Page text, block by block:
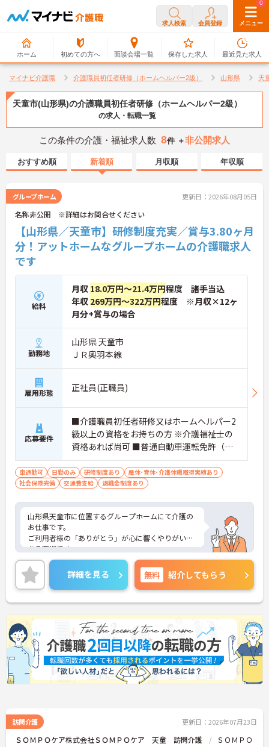
求人検索 会員登録 メニュー
ホーム 初めての方へ 面談会場一覧
0
保存した求人
0
最近見た求人
マイナビ介護職 介護職員初任者研修（ホームヘルパー2級） 山形県 天
天童市(山形県)の介護職員初任者研修（ホームヘルパー2級）
の求人・転職一覧
この条件の介護・福祉求人数 8件 ＋非公開求人
おすすめ順 新着順 月収順 年収順
グループホーム 更新日：2026年08月05日
名称非公開 ※詳細はお問合せください
【山形県／天童市】研修制度充実／賞与3.80ヶ月
分！アットホームなグループホームの介護職求人
です
給料
月収 18.0万円～21.4万円程度 諸手当込
年収 269万円～322万円程度 ※月収×12ヶ
月分+賞与の場合
勤務地
山形県 天童市
ＪＲ奥羽本線
雇用形態 正社員(正職員)
応募要件
■介護職員初任者研修又はホームヘルパー2
級以上の資格をお持ちの方 ※介護福祉士の
資格あれば尚可 ■普通自動車運転免許（Ａ
Ｔ限定可） ■介護施設勤務経験
車通勤可 日勤のみ 研修制度あり
産休･育休･介護休暇取得実績あり
社会保険完備
交通費支給 退職金制度あり
山形県天童市に位置するグループホームにて介護の
お仕事です。
ご利用者様の「ありがとう」が心に響くやりがいの
ある職場です。
地域の皆様に「頼られる存在」として同施設を支え
るチカラになってください。研修制度も充実してい
ます◎
ご興味のある方には、面接対策ポイントなど、さら
に詳細をお話しいたしますので、お気軽にご相談く
ださい。
詳細を見る 無料 紹介してもらう
訪問介護 更新日：2026年07月23日
ＳＯＭＰＯケア株式会社ＳＯＭＰＯケア 天童 訪問介護
ＳＯＭＰＯ